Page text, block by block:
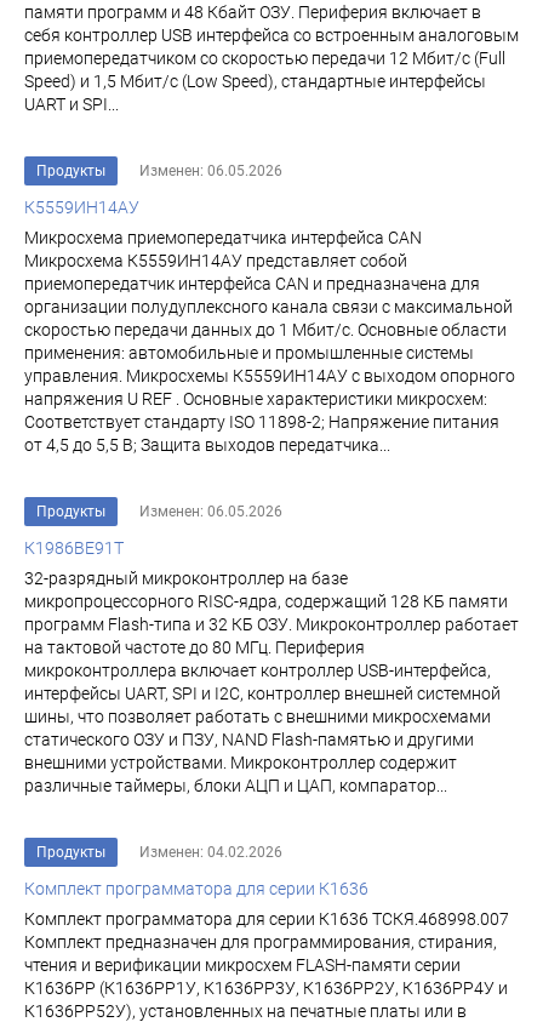
памяти программ и 48 Кбайт ОЗУ. Периферия включает в
себя контроллер USB интерфейса со встроенным аналоговым
приемопередатчиком со скоростью передачи 12 Мбит/с (Full
Speed) и 1,5 Мбит/с (Low Speed), стандартные интерфейсы
UART и SPI...
Продукты Изменен: 06.05.2026
К5559ИН14АУ
Микросхема приемопередатчика интерфейса CAN
Микросхема К5559ИН14АУ представляет собой
приемопередатчик интерфейса CAN и предназначена для
организации полудуплексного канала связи с максимальной
скоростью передачи данных до 1 Мбит/с. Основные области
применения: автомобильные и промышленные системы
управления. Микросхемы К5559ИН14АУ с выходом опорного
напряжения U REF . Основные характеристики микросхем:
Соответствует стандарту ISO 11898-2; Напряжение питания
от 4,5 до 5,5 В; Защита выходов передатчика...
Продукты Изменен: 06.05.2026
К1986ВЕ91Т
32-разрядный микроконтроллер на базе
микропроцессорного RISC-ядра, содержащий 128 КБ памяти
программ Flash-типа и 32 КБ ОЗУ. Микроконтроллер работает
на тактовой частоте до 80 МГц. Периферия
микроконтроллера включает контроллер USB-интерфейса,
интерфейсы UART, SPI и I2C, контроллер внешней системной
шины, что позволяет работать с внешними микросхемами
статического ОЗУ и ПЗУ, NAND Flash-памятью и другими
внешними устройствами. Микроконтроллер содержит
различные таймеры, блоки АЦП и ЦАП, компаратор...
Продукты Изменен: 04.02.2026
Комплект программатора для серии К1636
Комплект программатора для серии К1636 ТСКЯ.468998.007
Комплект предназначен для программирования, стирания,
чтения и верификации микросхем FLASH-памяти серии
К1636РР (К1636РР1У, К1636РР3У, К1636РР2У, К1636РР4У и
К1636РР52У), установленных на печатные платы или в